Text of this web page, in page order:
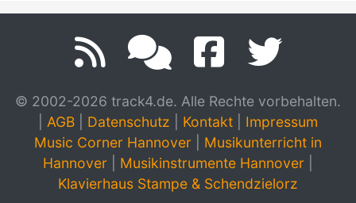
© 2002-2026 track4.de. Alle Rechte vorbehalten.
AGB Datenschutz Kontakt
Impressum
Music Corner Hannover
Musikunterricht in
Hannover
Musikinstrumente Hannover
Klavierhaus Stampe & Schendzielorz